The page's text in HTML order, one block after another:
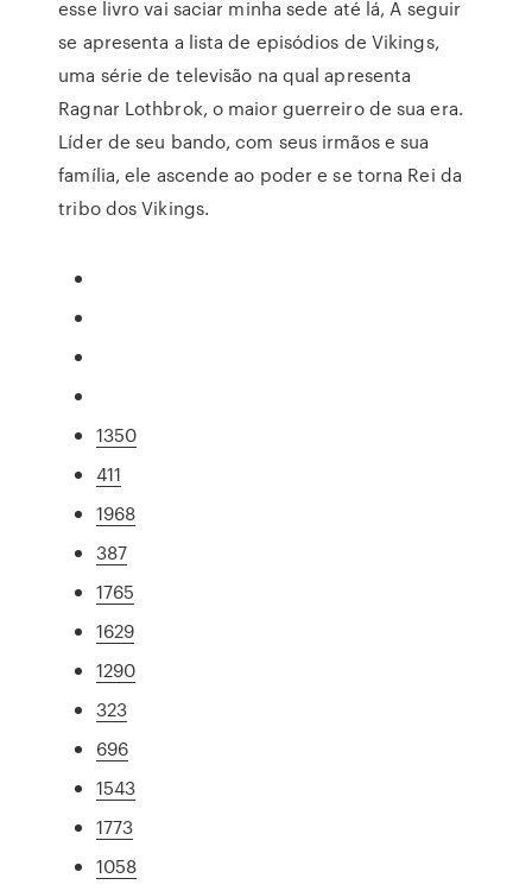
esse livro vai saciar minha sede até lá, A seguir
se apresenta a lista de episódios de Vikings,
uma série de televisão na qual apresenta
Ragnar Lothbrok, o maior guerreiro de sua era.
Líder de seu bando, com seus irmãos e sua
família, ele ascende ao poder e se torna Rei da
tribo dos Vikings.
1350
411
1968
387
1765
1629
1290
323
696
1543
1773
1058